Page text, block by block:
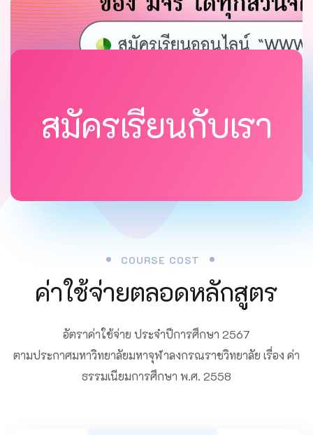
สมัครเรียนกับเรา
COURSE COST
ค่าใช้จ่ายตลอดหลักสูตร
อัตราค่าใช้จ่าย ประจำปีการศึกษา 2567
ตามประกาศมหาวิทยาลัยมหาจุฬาลงกรณราชวิทยาลัย เรื่อง ค่า
ธรรมเนียมการศึกษา พ.ศ. 2558